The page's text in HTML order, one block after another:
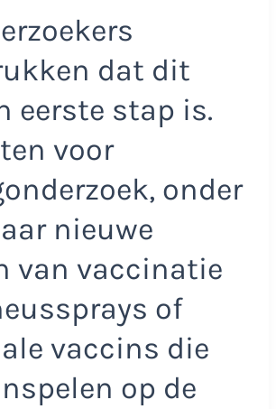
dat dit
eerste stap is.
voor
onder
nieuwe
van vaccinatie
of
vaccins die
op de